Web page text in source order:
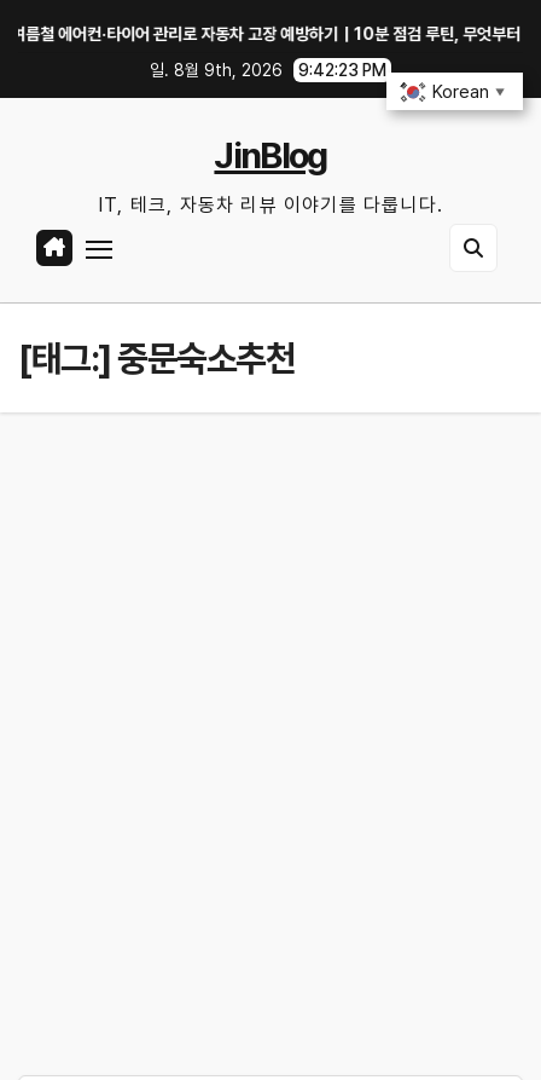
에어컨·타이어 관리로 자동차 고장 예방하기｜10분 점검 루틴, 무엇부터 확인할까
일. 8월 9th, 2026
9:42:24 PM
JinBlog
IT, 테크, 자동차 리뷰 이야기를 다룹니다.
[태그:]중문숙소추천
Korean ▼